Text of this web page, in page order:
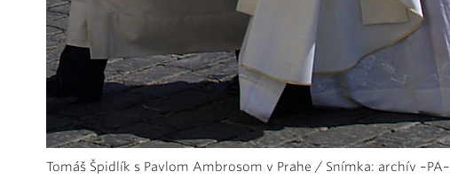
Tomáš Špidlík s Pavlom Ambrosom v Prahe / Snímka: archív –PA–